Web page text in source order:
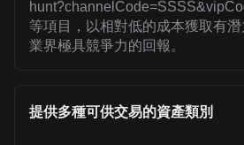
等項目，以相對低的成本獲取有
業界極具競爭力的回報。
提供多種可供交易的資產類別